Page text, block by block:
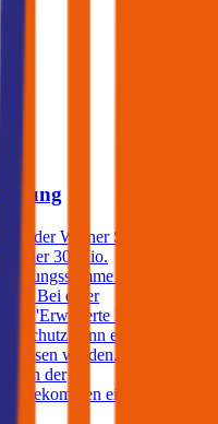
der Wiener Städtische mit
oder 30 Mio.
von € 20
Bei einer
'Erweiterte Pannenhilfe'
kann ebenfalls eine
werden. Kunden, die
in der
bekommen einen